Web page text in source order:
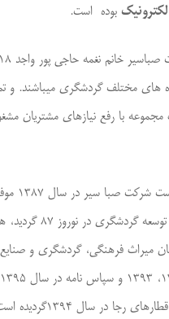
بوده است.
های مختلف گردشگری میباشند. و
با رفع نیازهای مشتریان
لازم
تقدیر با هدف
میراث فرهنگی، گردشگری و
در سال ۱۳۹۴گردیده است.